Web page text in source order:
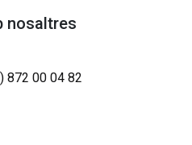
nosaltres
872 00 04 82